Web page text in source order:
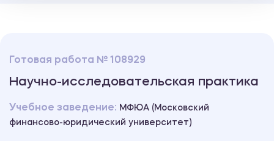
Готовая работа № 108929
Научно-исследовательская практика
Учебное заведение: МФЮА (Московский
финансово-юридический университет)